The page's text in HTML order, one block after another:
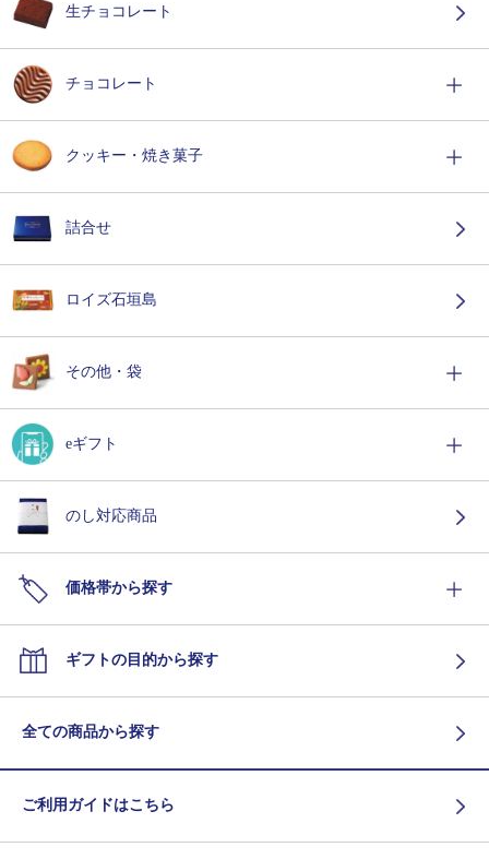
生チョコレート
チョコレート
クッキー・焼き菓子
詰合せ
ロイズ石垣島
その他・袋
eギフト
のし対応商品
価格帯から探す
ギフトの目的から探す
全ての商品から探す
ご利用ガイドはこちら